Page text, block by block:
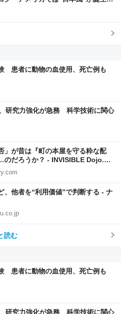
患者に動物の血使用、死亡例も
研究力強化が急務 科学技術に関心
」が昔は『町の本屋を守る粋な配
のだろうか？ - INVISIBLE Dojo.
、他者を“利用価値”で判断する - ナ
読む
患者に動物の血使用、死亡例も
研究力強化が急務 科学技術に関心